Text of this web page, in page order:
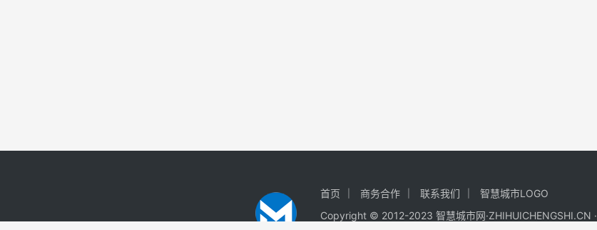
首页 商务合作 联系我们
智慧城市LOGO
Copyright © 2012-2023 智慧城市网·ZHIHUICHENGSHI.CN ·